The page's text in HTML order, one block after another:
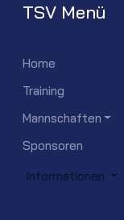
TSV Menü
Home
Training
Mannschaften
Sponsoren
Informationen